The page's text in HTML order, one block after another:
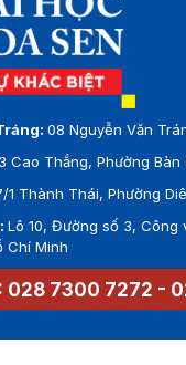
08 Nguyễn Văn
Cao Thắng, Phường Bàn
1 Thành Thái, Phường
Lô 10, Đường số 3, Công
Chí Minh
028 7300 7272 -